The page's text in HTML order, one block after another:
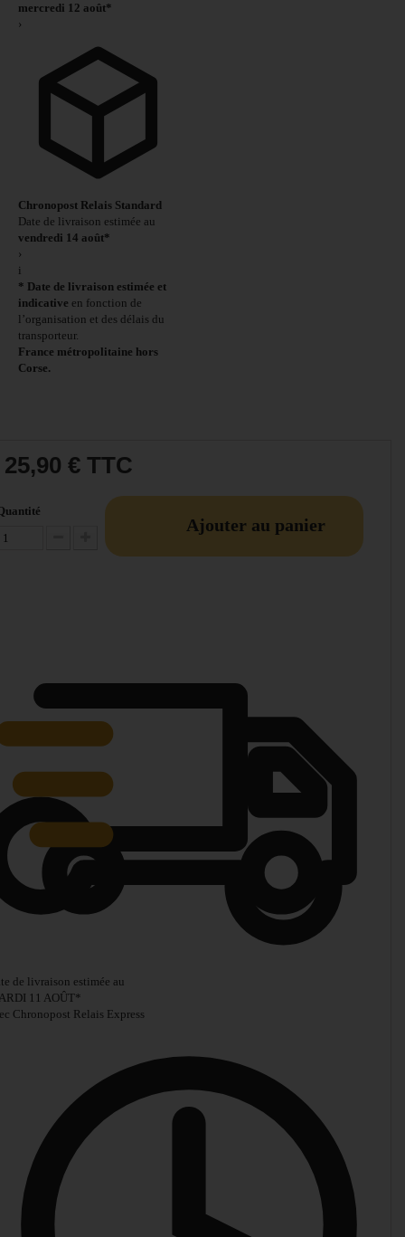
mercredi 12 août*
›
Chronopost Relais Standard
Date de livraison estimée au
vendredi 14 août*
›
i
* Date de livraison estimée et
indicative en fonction de
l’organisation et des délais du
transporteur.
France métropolitaine hors
Corse.
25,90 € TTC
Diminuer la quantité
Augmenter la quantité
Ajouter au panier
de livraison estimée au
11 AOÛT*
Chronopost Relais Express